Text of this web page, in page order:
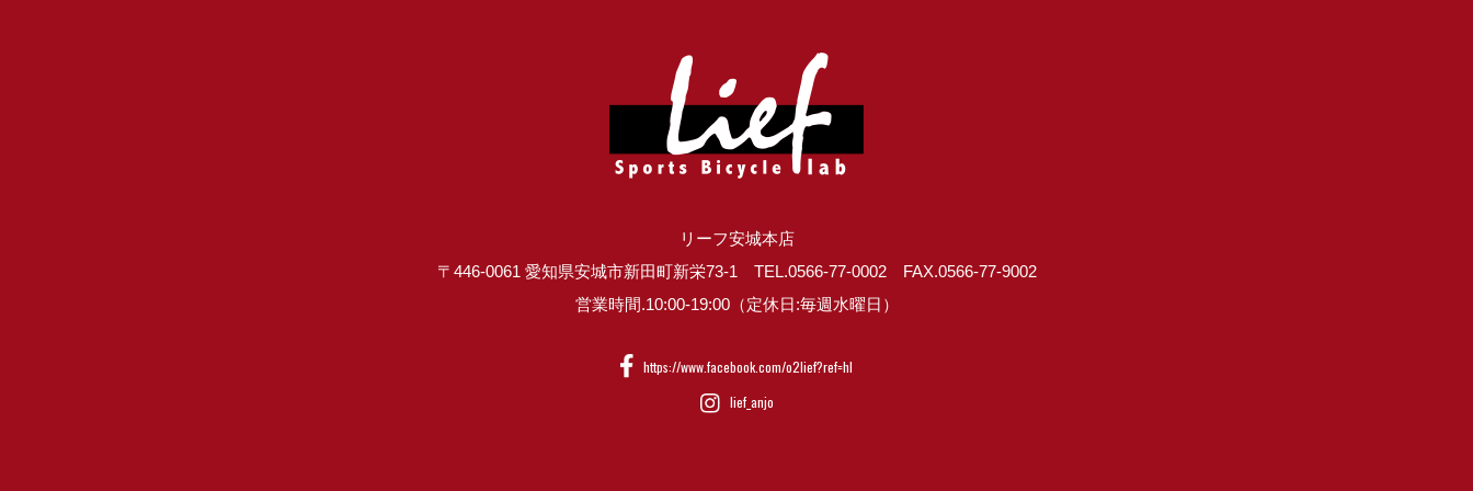
リーフ安城本店
〒446-0061 愛知県安城市新田町新栄73-1 TEL.0566-77-0002 FAX.0566-77-9002
営業時間.10:00-19:00（定休日:毎週水曜日）
https://www.facebook.com/o2lief?ref=hl
lief_anjo